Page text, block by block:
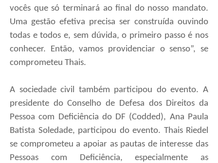
vocês que só terminará ao final do nosso mandato.
Uma gestão efetiva precisa ser construída ouvindo
todas e todos e, sem dúvida, o primeiro passo é nos
conhecer. Então, vamos providenciar o senso”, se
comprometeu Thais.
A sociedade civil também participou do evento. A
presidente do Conselho de Defesa dos Direitos da
Pessoa com Deficiência do DF (Codded), Ana Paula
Batista Soledade, participou do evento. Thais Riedel
se comprometeu a apoiar as pautas de interesse das
Pessoas com Deficiência, especialmente as